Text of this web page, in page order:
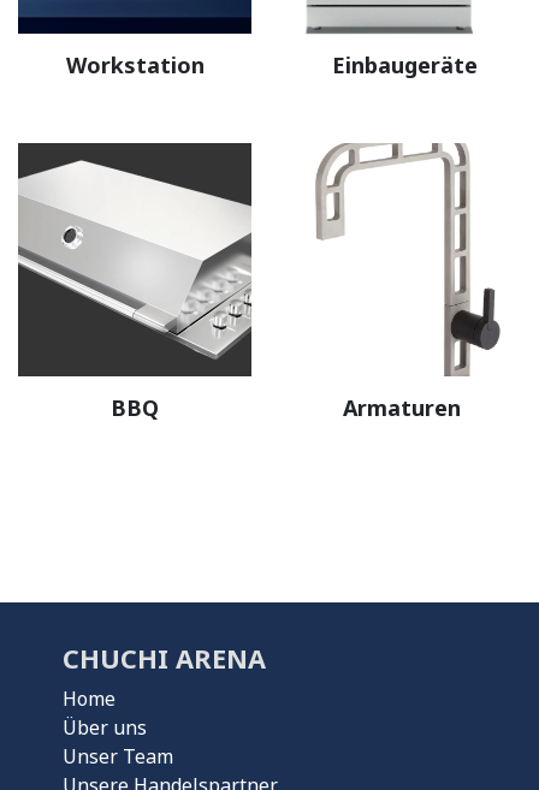
Workstation Einbaugeräte
BBQ Armaturen
CHUCHI ARENA
Home
Über uns
Unser Team